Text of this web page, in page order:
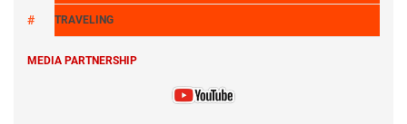
TRAVELING
MEDIA PARTNERSHIP